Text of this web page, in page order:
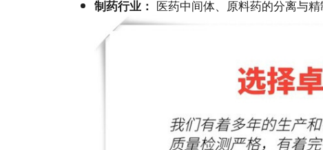
制药行业： 医药中间体、原料药的分离与精